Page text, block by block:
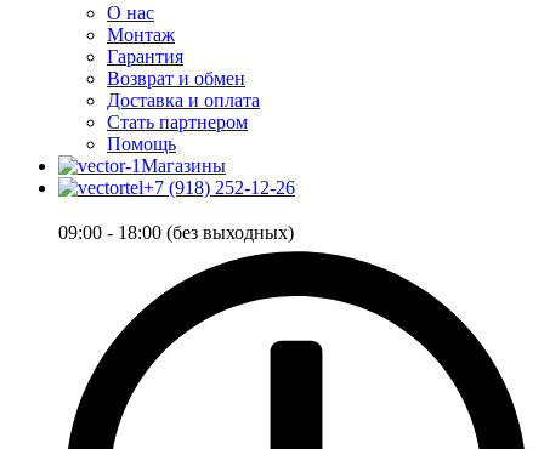
О нас
Монтаж
Гарантия
Возврат и обмен
Доставка и оплата
Стать партнером
Помощь
Магазины
+7 (918) 252-12-26
09:00 - 18:00 (без выходных)